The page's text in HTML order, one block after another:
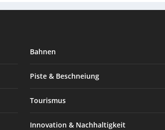
Bahnen
Piste & Beschneiung
Tourismus
Innovation & Nachhaltigkeit